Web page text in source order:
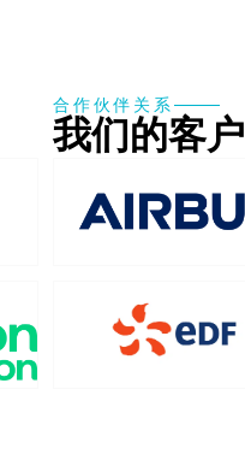
合作伙伴关系
我们的客户